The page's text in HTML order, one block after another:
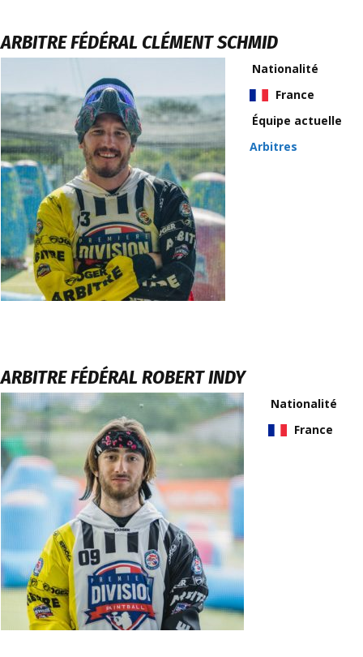
ARBITRE FÉDÉRAL CLÉMENT SCHMID
Nationalité
France
Équipe actuelle
Arbitres
ARBITRE FÉDÉRALROBERT INDY
Nationalité
France